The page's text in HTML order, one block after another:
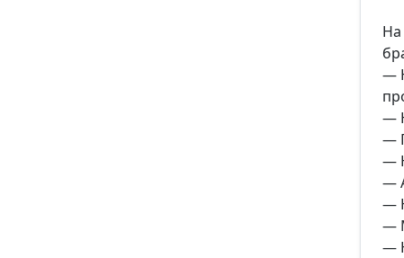
На
—
—
—
—
—
—
—
—